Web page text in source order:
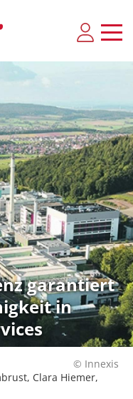
garantiert
in
© Innexis
Clara Hiemer,